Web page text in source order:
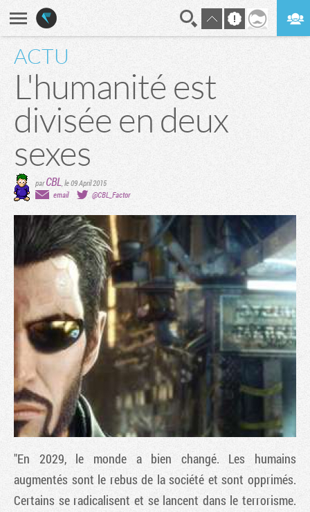
ACTU
L'humanité est
divisée en deux
sexes
parCBL le 09 April 2015
email
@CBL_Factor
"En 2029, le monde a bien changé. Les humains
augmentés sont le rebus de la société et sont opprimés.
Certains se radicalisent et se lancent dans le terrorisme.
Tribune